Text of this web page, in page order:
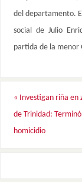
del departamento.
social de Julio
partida de la menor
« Investigan riña en
de Trinidad:
homicidio